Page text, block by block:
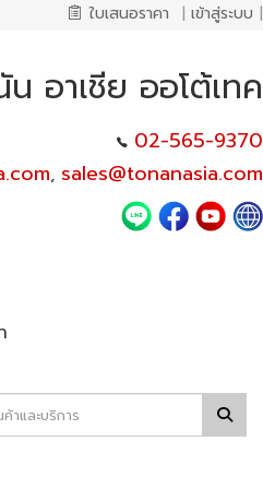
ใบเสนอราคา | เข้าสู่ระบบ |
อาเชีย ออโต้เทค
02-565-9370
, sales@tonanasia.com